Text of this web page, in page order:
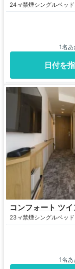
24㎡禁煙シングルベッ
1名あ
日付を
コンフォート ツ
23㎡禁煙シングルベッ
1名あ